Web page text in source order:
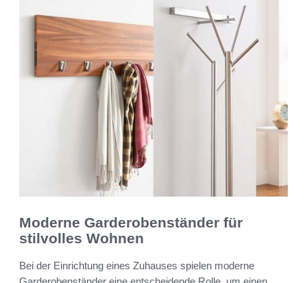
Moderne Garderobenständer für
stilvolles Wohnen
Bei der Einrichtung eines Zuhauses spielen moderne